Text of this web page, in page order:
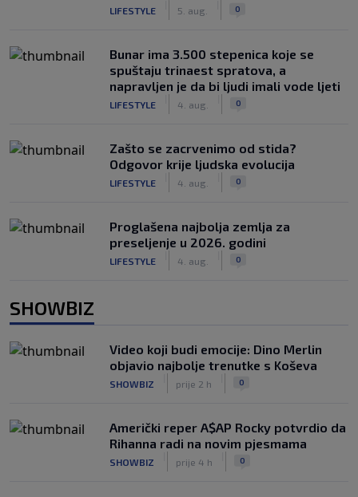
LIFESTYLE 5. aug. 0
Bunar imа 3.500 stepenica koje se
spuštaju trinaest spratova, a
napravljen je da bi ljudi imali vode ljeti
LIFESTYLE 4. aug. 0
Zašto se zacrvenimo od stida?
Odgovor krije ljudska evolucija
LIFESTYLE 4. aug. 0
Proglašena najbolja zemlja za
preseljenje u 2026. godini
LIFESTYLE 4. aug. 0
SHOWBIZ
Video koji budi emocije: Dino Merlin
objavio najbolje trenutke s Koševa
SHOWBIZ prije 2 h 0
Američki reper A$AP Rocky potvrdio da
Rihanna radi na novim pjesmama
SHOWBIZ prije 4 h 0